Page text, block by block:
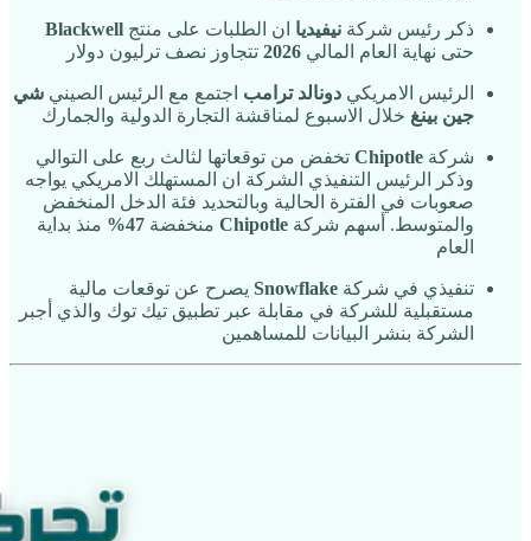
ذكر رئيس شركة نيفيديا ان الطلبات على منتج Blackwell
حتى نهاية العام المالي 2026 تتجاوز نصف ترليون دولار
الرئيس الامريكي دونالد ترامب اجتمع مع الرئيس الصيني شي
جين بينغ خلال الاسبوع لمناقشة التجارة الدولية والجمارك
شركة Chipotle تخفض من توقعاتها لثالث ربع على التوالي
وذكر الرئيس التنفيذي الشركة ان المستهلك الامريكي يواجه
صعوبات في الفترة الحالية وبالتحديد فئة الدخل المنخفض
والمتوسط. أسهم شركة Chipotle منخفضة 47%
منذ بداية
العام
تنفيذي في شركة Snowflake يصرح عن توقعات مالية
مستقبلية للشركة في مقابلة عبر تطبيق تيك توك والذي أجبر
الشركة بنشر البيانات للمساهمين